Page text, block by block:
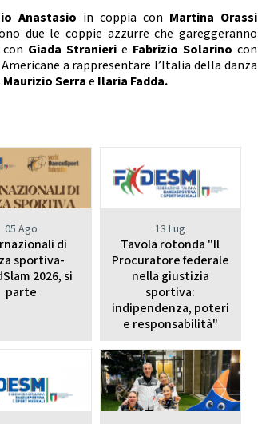
Anastasio in coppia con Martina Orassi
due le coppie azzurre che gareggeranno
Giada Stranieri e Fabrizio Solarino con
a rappresentare l’Italia della danza
Maurizio Serrae Ilaria Fadda.
05 Ago
di
sportiva-
2026, si
parte
13 Lug
Tavola rotonda "Il
Procuratore federale
nella giustizia
sportiva:
indipendenza, poteri
e responsabilità"